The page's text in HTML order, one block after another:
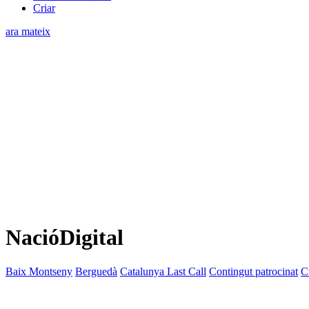
Criar
ara mateix
NacióDigital
Baix Montseny Berguedà Catalunya Last Call Contingut patrocinat